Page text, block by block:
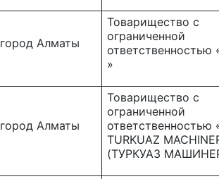
город Алматы
Товарищество с
ограниченной
ответственностью
»
город Алматы
Товарищество с
ограниченной
ответственностью
TURKUAZ
(ТУРКУАЗ